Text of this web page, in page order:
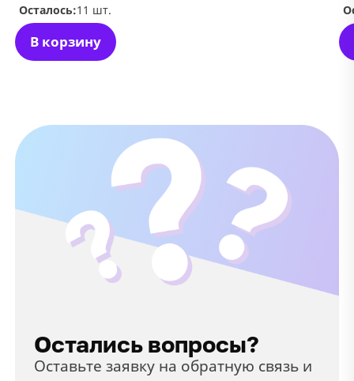
В корзину
Осталось:11 шт.
Остались вопросы?
Оставьте заявку на обратную связь и